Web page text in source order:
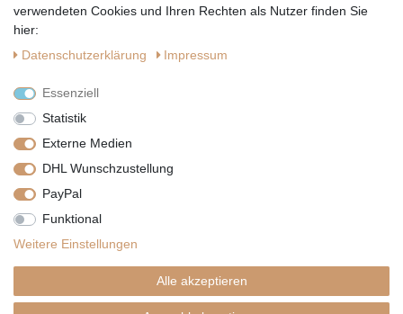
Vertrag widerrufen
Copyright by Telli´s Welt
verwendeten Cookies und Ihren Rechten als Nutzer finden Sie
hier:
Daten­schutz­erklärung
Impressum
Essenziell
Statistik
Externe Medien
DHL Wunschzustellung
PayPal
Funktional
Weitere Einstellungen
Alle akzeptieren